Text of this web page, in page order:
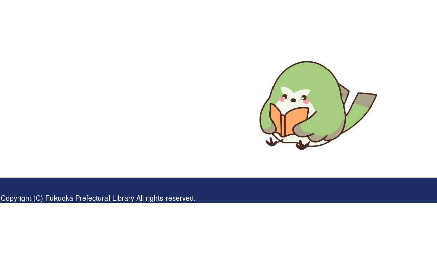
Copyright (C) Fukuoka Prefectural Library All rights reserved.